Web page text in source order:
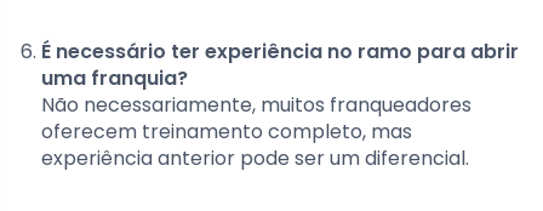
É necessário ter experiência no ramo para abrir
uma franquia?
Não necessariamente, muitos franqueadores
oferecem treinamento completo, mas
experiência anterior pode ser um diferencial.